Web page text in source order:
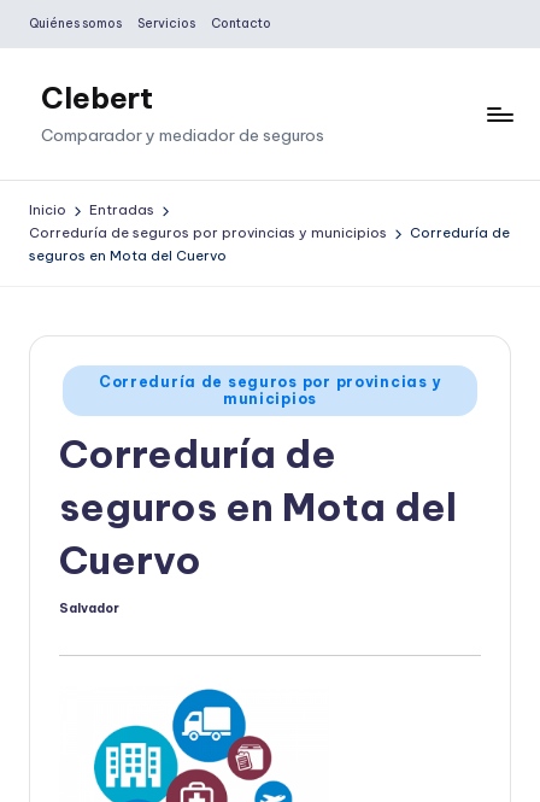
Saltar
contenido
Quiénes somos Servicios Contacto
Clebert
Comparador y mediador de seguros
Inicio
Entradas
Correduría de seguros por provincias y municipios
Correduría de
seguros en Mota del Cuervo
Publicado
en
Correduría de seguros por provincias y
municipios
Correduría de
seguros en Mota del
Cuervo
Publicado
Salvador